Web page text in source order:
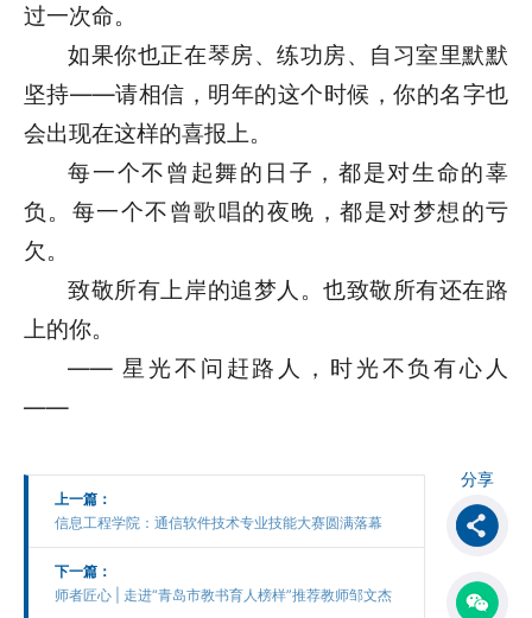
过一次命。
如果你也正在琴房、练功房、自习室里默默
坚持——请相信，明年的这个时候，你的名字也
会出现在这样的喜报上。
每一个不曾起舞的日子，都是对生命的辜
负。每一个不曾歌唱的夜晚，都是对梦想的亏
欠。
致敬所有上岸的追梦人。也致敬所有还在路
上的你。
—— 星光不问赶路人，时光不负有心人
——
上一篇：
信息工程学院：通信软件技术专业技能大赛圆满落幕
下一篇：
师者匠心 | 走进“青岛市教书育人榜样”推荐教师邹文杰
分享